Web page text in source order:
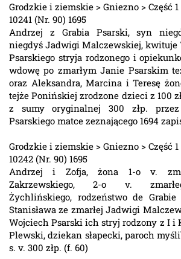
Grodzkie i ziemskie > Gniezno > Część 1
10241 (Nr. 90) 1695
Andrzej z Grabia Psarski, syn
niegdyś Jadwigi Malczewskiej, kwituje
Psarskiego stryja rodzonego i
wdowę po zmarłym Janie Psarskim
oraz Aleksandra, Marcina i Teresę
tejże Ponińskiej zrodzone dzieci z 100
z sumy oryginalnej 300 złp. przez
Psarskiego matce zeznającego 1694
Grodzkie i ziemskie > Gniezno > Część 1
10242 (Nr. 90) 1695
Andrzej i Zofja, żona 1-o v.
Zakrzewskiego, 2-o v.
Żychlińskiego, rodzeństwo de Grabie
Stanisława ze zmarłej Jadwigi
Wojciech Psarski ich stryj rodzony z I i
Plewski, dziekan słapecki, paroch
s. v. 300 złp. (f. 60)